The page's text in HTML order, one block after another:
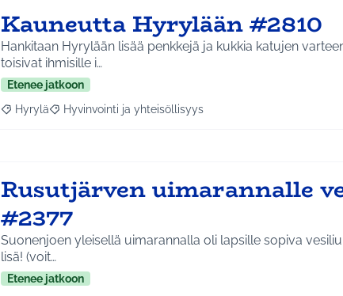
Kauneutta Hyrylään #2810
Hankitaan Hyrylään lisää penkkejä ja kukkia katujen
toisivat ihmisille i…
Etenee jatkoon
Rajaa tulokset aihepiirin mukaan: Hyrylä
Hyrylä Rajaa tulokset teeman mukaan: Hyvinvointi ja
Hyvinvointi ja yhteisöllisyys
Rusutjärven uimarannalle
#2377
Suonenjoen yleisellä uimarannalla oli lapsille sopiva
lisä! (voit…
Etenee jatkoon